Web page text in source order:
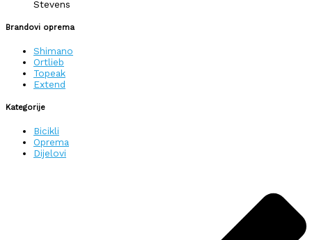
Stevens
Brandovi oprema
Shimano
Ortlieb
Topeak
Extend
Kategorije
Bicikli
Oprema
Dijelovi